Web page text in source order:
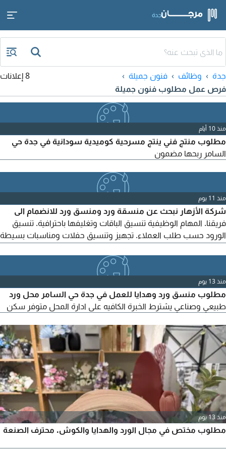
جدة
جدة وظائف
فنون جميلة
فرص عمل مطلوب فنون جميلة
8 إعلانات
منذ 10 أيام
مطلوب منتج فني ينتج مسرحية كوميدية سودانية في جدة حي
السامر ربحها مضمون
منذ 11 يوم
شركة الأزهار نبحث عن منسقة ورد ومنسق ورد للانضمام الى
فريقنا. المهام الوظيفية تنسيق الباقات وتغليفها باحترافية. تنسيق
الورود حسب طلب العملاء. تجهيز وتنسيق حفلات ومناسبات بسيطة
إرسال السيرة الذاتية أو نماذج من الأعمال - في جدة
منذ 13 يوم
مطلوب منسق ورد وهدايا للعمل في جدة حي السامر محل ورد
طبيعي وصناعي يشترط الخبرة الكافيه على ادارة المحل متوفر سكن
منذ 13 يوم
مطلوب مختص في مجال الورد والهدايا والكوش. محترف الصنعة